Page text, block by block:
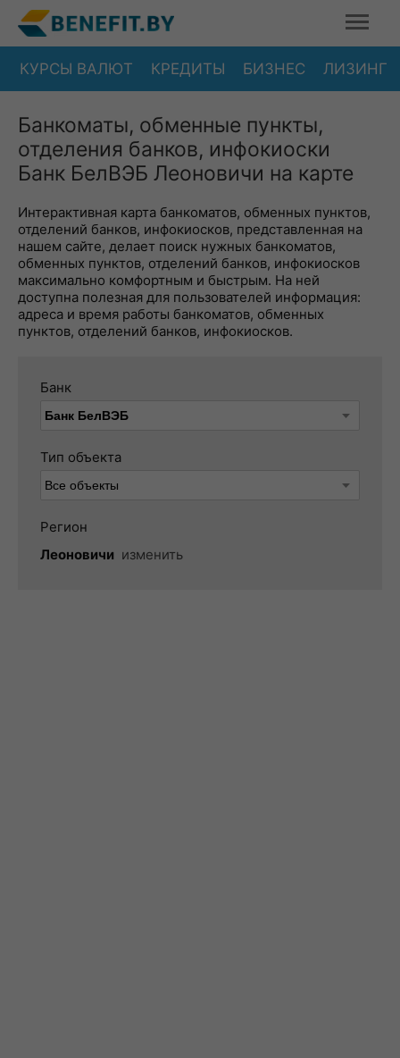
КУРСЫ ВАЛЮТ КРЕДИТЫ БИЗНЕС ЛИЗИНГ
Банкоматы, обменные пункты,
отделения банков, инфокиоски
Банк БелВЭБ Леоновичи на карте
Интерактивная карта банкоматов, обменных пунктов,
отделений банков, инфокиосков, представленная на
нашем сайте, делает поиск нужных банкоматов,
обменных пунктов, отделений банков, инфокиосков
максимально комфортным и быстрым. На ней
доступна полезная для пользователей информация:
адреса и время работы банкоматов, обменных
пунктов, отделений банков, инфокиосков.
Банк
Тип объекта
Регион
Леоновичи изменить